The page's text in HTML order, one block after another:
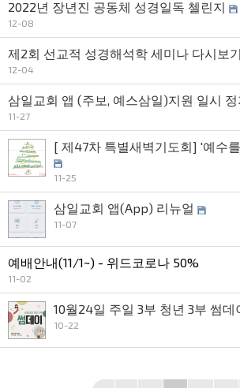
2022년 장년진 공동체 성경일독 첼린지
12-08
제2회 선교적 성경해석학 세미나 다시보기
12-04
삼일교회 앱 (주보, 예스삼일)지원 일시 정
11-27
[ 제47차 특별새벽기도회] '예수
11-25
삼일교회 앱(App) 리뉴얼
11-07
예배안내(11/1~) - 위드코로나 50%
11-02
10월24일 주일 3부 청년 3부 썸데
10-22